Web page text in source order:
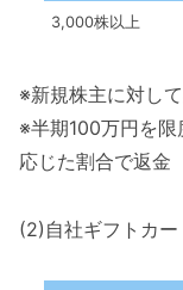
3,000株以上
※新規株主に対し
※半期100万円を
応じた割合で返金
(2)自社ギフトカ